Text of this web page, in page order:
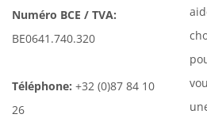
Numéro BCE / TVA:
BE0641.740.320
Téléphone: +32 (0)87 84 10
26